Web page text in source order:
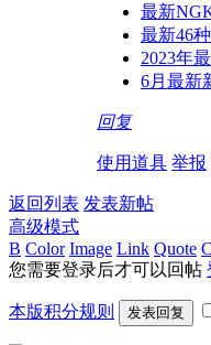
最新
最新46
2023年
6月最新
回复
使用道具 举报
返回列表 发表新帖
高级模式
B Color Image Link Quote
您需要登录后才可以回帖
本版积分规则 发表回复